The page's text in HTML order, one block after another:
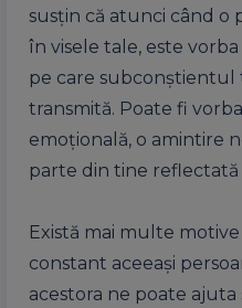
susțin că atunci când o
în visele tale, este
pe care subconștientul
transmită. Poate fi
emoțională, o amintire
parte din tine reflectată
Există mai multe
constant aceeași
acestora ne poate